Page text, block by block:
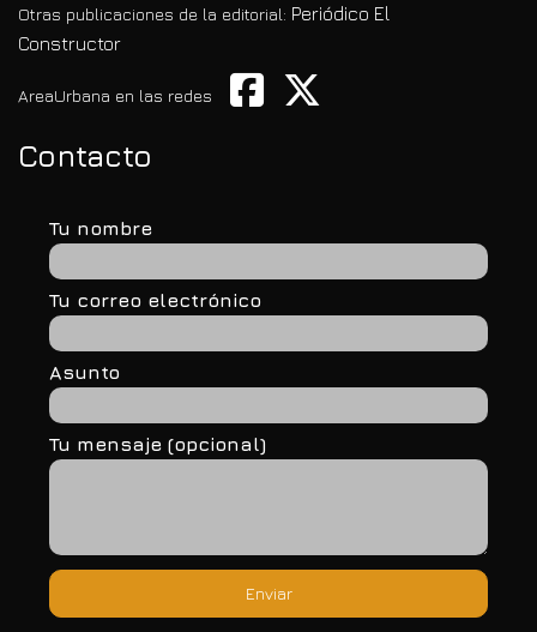
Otras publicaciones de la editorial: Periódico El
Constructor
AreaUrbana en las redes
Contacto
Tu nombre
Tu correo electrónico
Asunto
Tu mensaje (opcional)